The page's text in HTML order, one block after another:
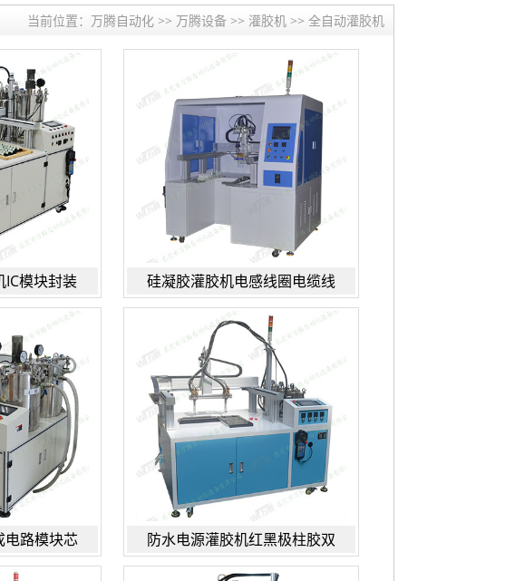
当前位置： 万腾自动化 >> 万腾设备 >> 灌胶机 >> 全自动灌胶机
IC模块封装 硅凝胶灌胶机电感线圈电缆线
电路模块芯 防水电源灌胶机红黑极柱胶双